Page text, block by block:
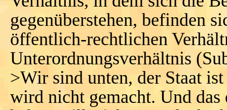
gegenüberstehen, befinden
öffentlich-rechtlichen
Unterordnungsverhältnis
>Wir sind unten, der Staat
wird nicht gemacht. Und